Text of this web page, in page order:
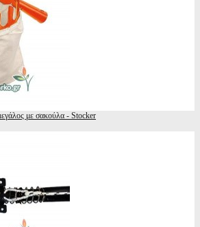
με σακούλα - Stocker